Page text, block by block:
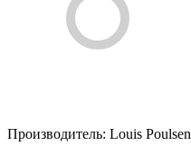
Производитель: Louis Poulsen